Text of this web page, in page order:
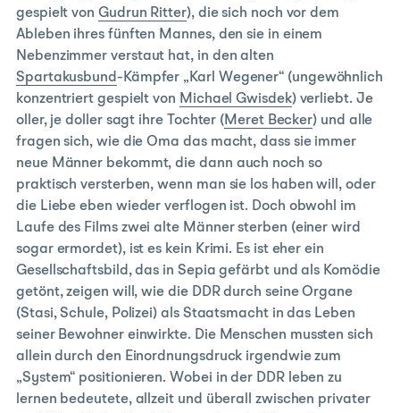
gespielt von Gudrun Ritter), die sich noch vor dem
Ableben ihres fünften Mannes, den sie in einem
Nebenzimmer verstaut hat, in den alten
Spartakusbund-Kämpfer „Karl Wegener“ (ungewöhnlich
konzentriert gespielt von Michael Gwisdek) verliebt. Je
oller, je doller sagt ihre Tochter ( Meret Becker) und alle
fragen sich, wie die Oma das macht, dass sie immer
neue Männer bekommt, die dann auch noch so
praktisch versterben, wenn man sie los haben will, oder
die Liebe eben wieder verflogen ist. Doch obwohl im
Laufe des Films zwei alte Männer sterben (einer wird
sogar ermordet), ist es kein Krimi. Es ist eher ein
Gesellschaftsbild, das in Sepia gefärbt und als Komödie
getönt, zeigen will, wie die DDR durch seine Organe
(Stasi, Schule, Polizei) als Staatsmacht in das Leben
seiner Bewohner einwirkte. Die Menschen mussten sich
allein durch den Einordnungsdruck irgendwie zum
„System“ positionieren. Wobei in der DDR leben zu
lernen bedeutete, allzeit und überall zwischen privater